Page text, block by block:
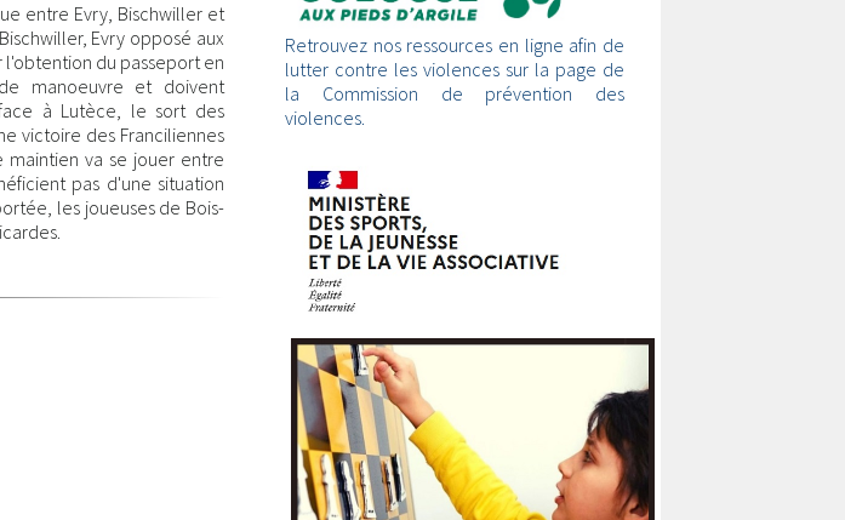
entre Evry, Bischwiller et
Evry opposé aux
du passeport en
manoeuvre et doivent
à Lutèce, le sort des
victoire des Franciliennes
maintien va se jouer entre
pas d'une situation
les joueuses de Bois-
Retrouvez nos ressources en ligne afin de
lutter contre les violences sur la page de
la Commission de prévention des
violences.